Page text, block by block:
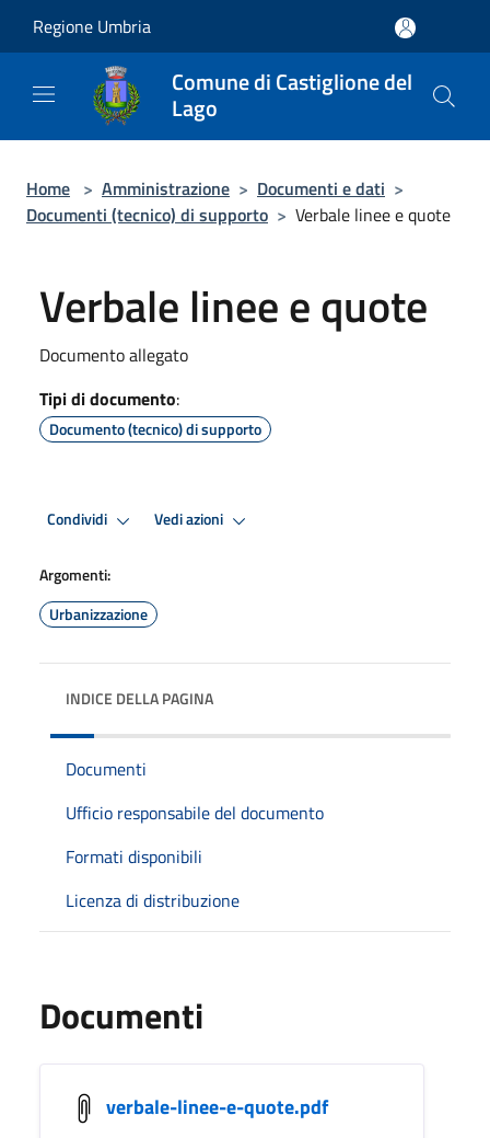
Regione Umbria
Comune di Castiglione del
Lago
Home > Amministrazione > Documenti e dati >
Documenti (tecnico) di supporto > Verbale linee e quote
Verbale linee e quote
Documento allegato
Tipi di documento:
Documento (tecnico) di supporto
Condividi Vedi azioni
Argomenti:
Urbanizzazione
INDICE DELLA PAGINA
Documenti
Ufficio responsabile del documento
Formati disponibili
Licenza di distribuzione
Documenti
verbale-linee-e-quote.pdf